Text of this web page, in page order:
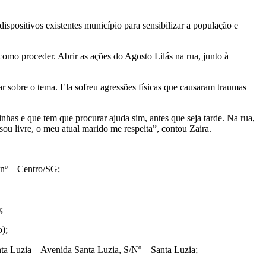
existentes município para sensibilizar a população e
proceder. Abrir as ações do Agosto Lilás na rua, junto à
o tema. Ela sofreu agressões físicas que causaram traumas
e que tem que procurar ajuda sim, antes que seja tarde. Na rua,
livre, o meu atual marido me respeita”, contou Zaira.
– Centro/SG;
Luzia – Avenida Santa Luzia, S/Nº – Santa Luzia;